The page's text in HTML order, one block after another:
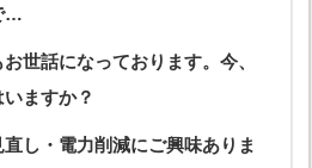
…
世話になっております。今、
ますか？
し・電力削減にご興味ありま